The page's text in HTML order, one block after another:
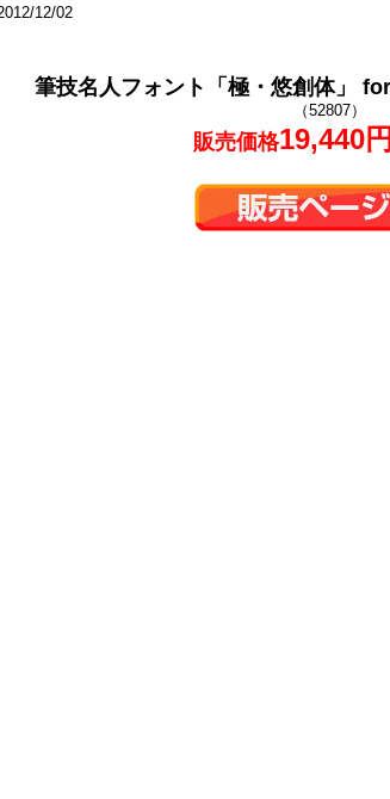
12/02
筆技名人フォント「極・悠創体」
（52807）
販売価格19,440円